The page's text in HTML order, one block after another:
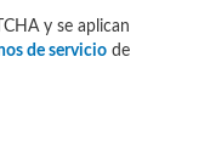
y se aplican
de servicio de